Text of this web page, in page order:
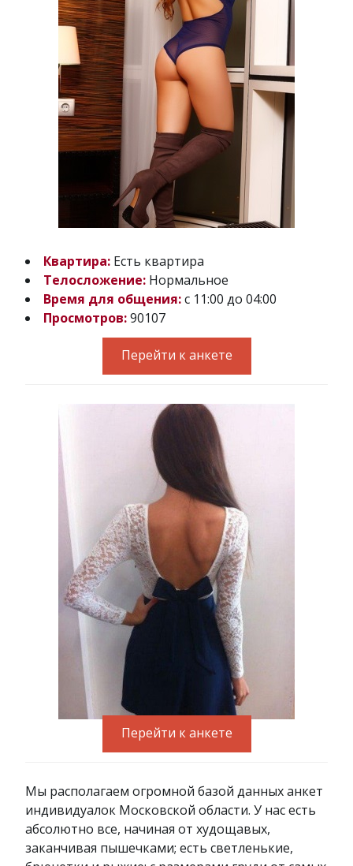
Квартира: Есть квартира
Телосложение: Нормальное
Время для общения:с 11:00 до 04:00
Просмотров:90107
Перейти к анкете
Перейти к анкете
Мы располагаем огромной базой данных анкет
индивидуалок Московской области. У нас есть
абсолютно все, начиная от худощавых,
заканчивая пышечками; есть светленькие,